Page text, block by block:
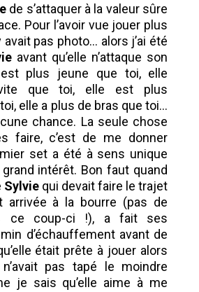
de s’attaquer à la valeur sûre
Pour l’avoir vue jouer plus
avait pas photo… alors j’ai été
avant qu’elle n’attaque son
plus jeune que toi, elle
que toi, elle est plus
elle a plus de bras que toi…
chance. La seule chose
faire, c’est de me donner
set a été à sens unique
intérêt. Bon faut quand
Sylviequi devait faire le trajet
arrivée à la bourre (pas de
ce coup-ci !), a fait ses
d’échauffement avant de
était prête à jouer alors
n’avait pas tapé le moindre
je sais qu’elle aime à me